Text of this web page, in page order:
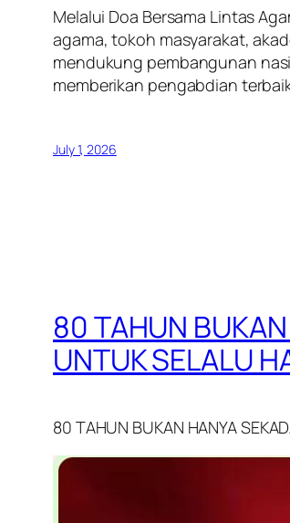
Melalui Doa Bersama Lintas
agama, tokoh masyarakat,
mendukung pembangunan
memberikan pengabdian
July 1, 2026
80 TAHUN
UNTUK SELALU
80 TAHUN BUKAN HANYA